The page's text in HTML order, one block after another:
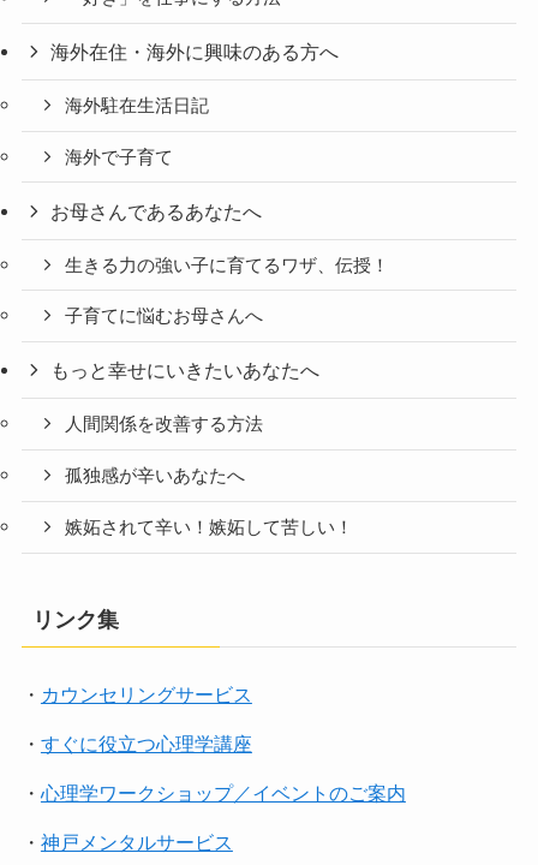
海外在住・海外に興味のある方へ
海外駐在生活日記
海外で子育て
お母さんであるあなたへ
生きる力の強い子に育てるワザ、伝授！
子育てに悩むお母さんへ
もっと幸せにいきたいあなたへ
人間関係を改善する方法
孤独感が辛いあなたへ
嫉妬されて辛い！嫉妬して苦しい！
リンク集
・ カウンセリングサービス
・ すぐに役立つ心理学講座
・ 心理学ワークショップ／イベントのご案内
・ 神戸メンタルサービス